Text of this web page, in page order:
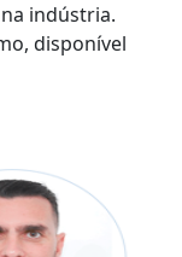
indústria.
disponível